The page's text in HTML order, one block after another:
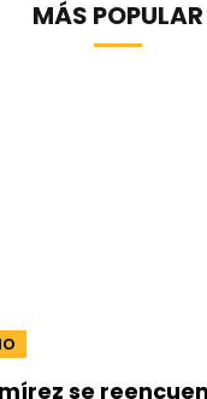
MÁS POPULAR
se